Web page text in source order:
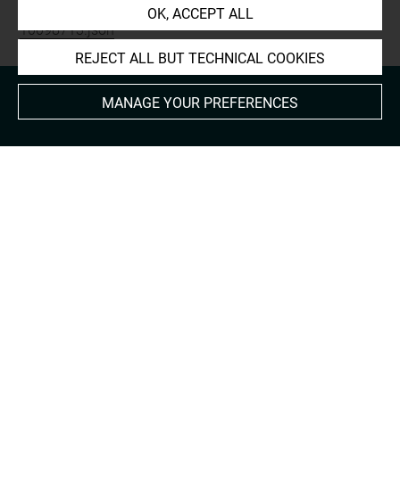
https://collections.louvre.fr/ark:/53355/cl0
10098713.json
OK, ACCEPT ALL
REJECT ALL BUT TECHNICAL COOKIES
MANAGE YOUR PREFERENCES